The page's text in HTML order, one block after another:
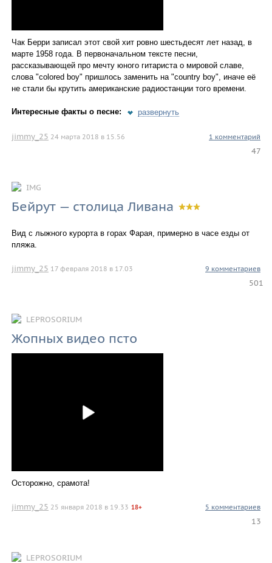
Чак Берри записал этот свой хит ровно шестьдесят лет назад, в
марте 1958 года. В первоначальном тексте песни,
рассказывающей про мечту юного гитариста о мировой славе,
слова "colored boy" пришлось заменить на "country boy", иначе её
не стали бы крутить американские радиостанции того времени.
Интересные факты о песне: развернуть
jimmy_25 24 марта 2018 в 15.56 1 комментарий
47
IMG
Бейрут — столица Ливана
Вид с лыжного курорта в горах Фарая, примерно в часе езды от
пляжа.
jimmy_25 17 февраля 2018 в 17.03 9 комментариев
501
LEPROSORIUM
Жопных видео псто
Осторожно, срамота!
jimmy_25 25 января 2018 в 19.33 18+ 5 комментариев
13
LEPROSORIUM